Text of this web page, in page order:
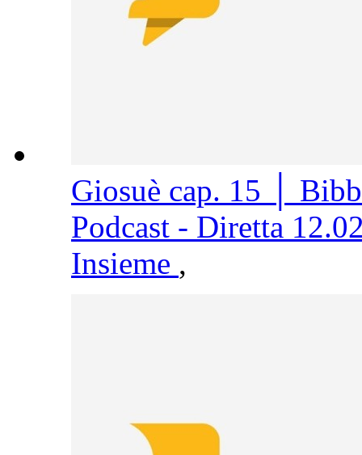
Giosuè cap. 15 │
Podcast - Diretta
Insieme ,